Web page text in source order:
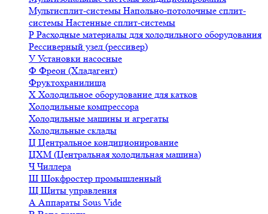
Мультисплит-системы Напольно-потолочные сплит-
системы Настенные сплит-системы
Р Расходные материалы для холодильного оборудования
Рессиверный узел (рессивер)
У Установки насосные
Ф Фреон (Хладагент)
Фруктохранилища
Х Холодильное оборудование для катков
Холодильные компрессора
Холодильные машины и агрегаты
Холодильные склады
Ц Центральное кондиционирование
ЦХМ (Центральная холодильная машина)
ЧЧиллера
Ш Шокфростер промышленный
Щ Щиты управления
А Аппараты Sous Vide